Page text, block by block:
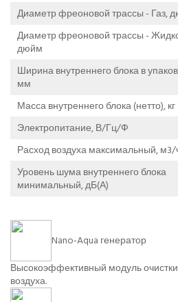
Диаметр фреоновой трассы - Газ,
Диаметр фреоновой трассы -
дюйм
Ширина внутреннего блока в
мм
Масса внутреннего блока (нетто), кг
Электропитание, В/Гц/Ф
Расход воздуха максимальный,
Уровень шума внутреннего блока
минимальный, дБ(А)
Nano-Aqua генератор
Высокоэффективный модуль
воздуха.